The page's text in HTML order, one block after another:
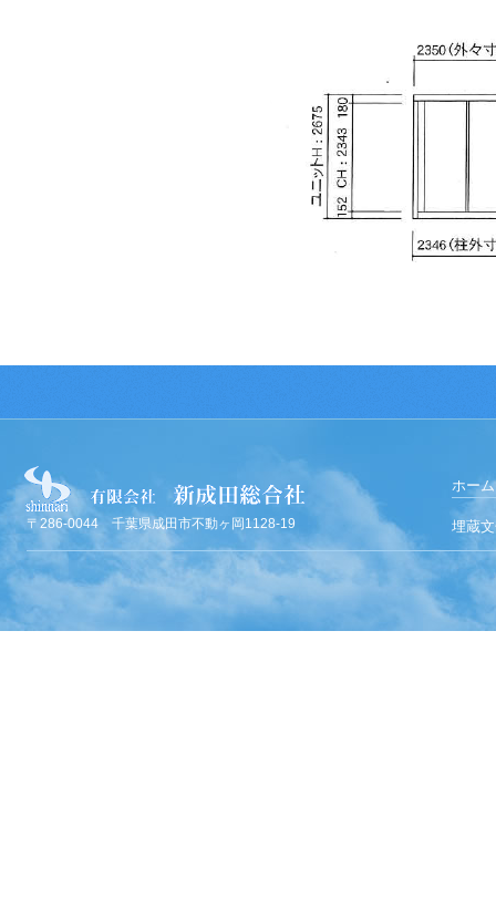
〒286-0044 千葉県成田市不動ヶ岡1128-19
ホーム
埋蔵